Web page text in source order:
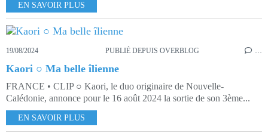
EN SAVOIR PLUS
19/08/2024 PUBLIÉ DEPUIS OVERBLOG
Kaori ○ Ma belle îlienne
FRANCE • CLIP ○ Kaori, le duo originaire de Nouvelle-
Calédonie, annonce pour le 16 août 2024 la sortie de son 3ème...
EN SAVOIR PLUS